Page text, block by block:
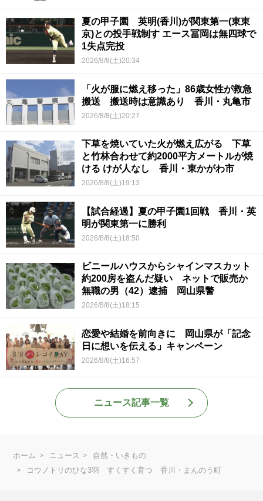
夏の甲子園 英明(香川)が関東第一(東東
京)との投手戦制す エース冨岡は無四球で
1失点完投
2026/8/8(土)20:34
「火が服に燃え移った」86歳女性が救急
搬送 搬送時は意識あり 香川・丸亀市
2026/8/8(土)20:27
下草を焼いていた火が燃え広がる 下草
と竹林合わせて約2000平方メートルが焼
ける けが人なし 香川・東かがわ市
2026/8/8(土)19:13
【試合経過】夏の甲子園1回戦 香川・英
明が関東第一に勝利
2026/8/8(土)18:50
ビニールハウスからシャインマスカット
約200房を盗んだ疑い ネットで販売か
無職の男（42）逮捕 岡山県警
2026/8/8(土)18:15
恋愛や結婚を前向きに 岡山県が「記念
日に想いを伝える」キャンペーン
2026/8/8(土)16:57
ニュース記事一覧
ホーム ニュース
自然・いきもの
コウノトリのひな3羽 すくすく育つ 香川・まんのう町